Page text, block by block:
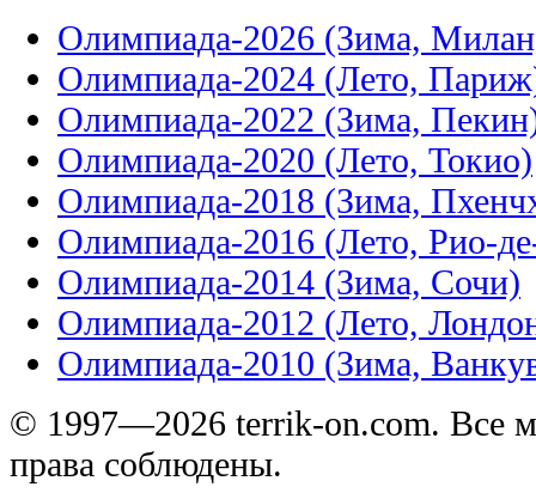
Олимпиада-2026 (Зима,
Олимпиада-2024 (Лето,
Олимпиада-2022 (Зима,
Олимпиада-2020 (Лето, Токио)
Олимпиада-2018 (Зима,
Олимпиада-2016 (Лето, Рио-
Олимпиада-2014 (Зима, Сочи)
Олимпиада-2012 (Лето,
Олимпиада-2010 (Зима,
© 1997—2026 terrik-on.com. Все
права соблюдены.